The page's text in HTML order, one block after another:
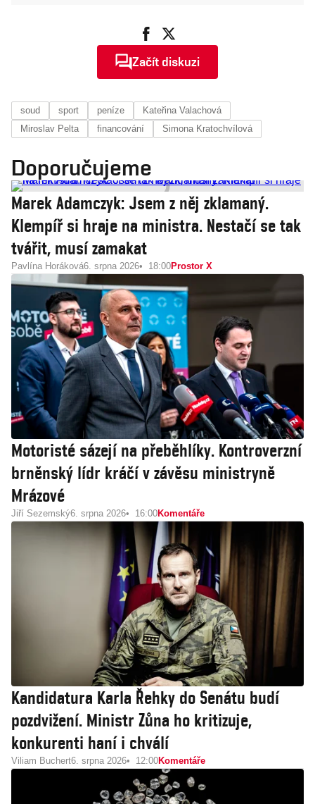
Začít diskuzi
soud sport peníze
Kateřina Valachová
Miroslav Pelta
financování Simona Kratochvílová
Doporučujeme
Marek Adamczyk: Jsem z něj zklamaný.
Klempíř si hraje na ministra. Nestačí se tak
tvářit, musí zamakat
Pavlína Horáková6. srpna 2026 18:00Prostor X
Motoristé sázejí na přeběhlíky. Kontroverzní
brněnský lídr kráčí v závěsu ministryně
Mrázové
Jiří Sezemský6. srpna 2026 16:00Komentáře
Kandidatura Karla Řehky do Senátu budí
pozdvižení. Ministr Zůna ho kritizuje,
konkurenti haní i chválí
Viliam Buchert6. srpna 2026 12:00Komentáře